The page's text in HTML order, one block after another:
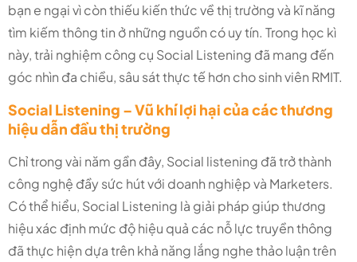
bạn e ngại vì còn thiếu kiến thức về thị trường và kĩ năng
tìm kiếm thông tin ở những nguồn có uy tín. Trong học kì
này, trải nghiệm công cụ Social Listening đã mang đến
góc nhìn đa chiều, sâu sát thực tế hơn cho sinh viên RMIT.
Social Listening – Vũ khí lợi hại của các thương
hiệu dẫn đầu thị trường
Chỉ trong vài năm gần đây, Social listening đã trở thành
công nghệ đầy sức hút với doanh nghiệp và Marketers.
Có thể hiểu, Social Listening là giải pháp giúp thương
hiệu xác định mức độ hiệu quả các nỗ lực truyền thông
đã thực hiện dựa trên khả năng lắng nghe thảo luận trên